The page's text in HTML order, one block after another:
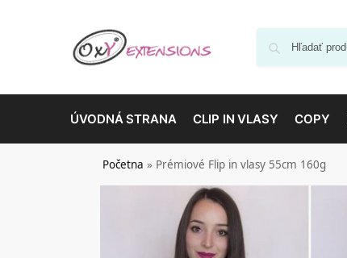
ÚVODNÁ STRANA CLIP IN VLASY COPY
Početna » Prémiové Flip in vlasy 55cm 160g